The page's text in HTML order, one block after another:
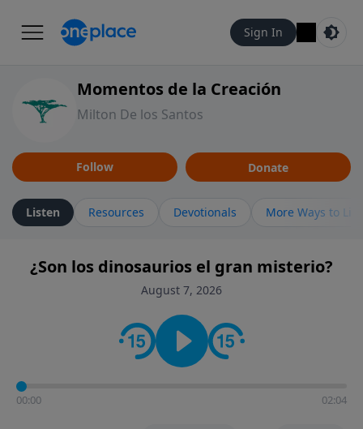
Sign In
Momentos de la Creación
Milton De los Santos
Follow Donate
Listen Resources Devotionals More Ways to
¿Son los dinosaurios el gran misterio?
August 7, 2026
00:00 02:04